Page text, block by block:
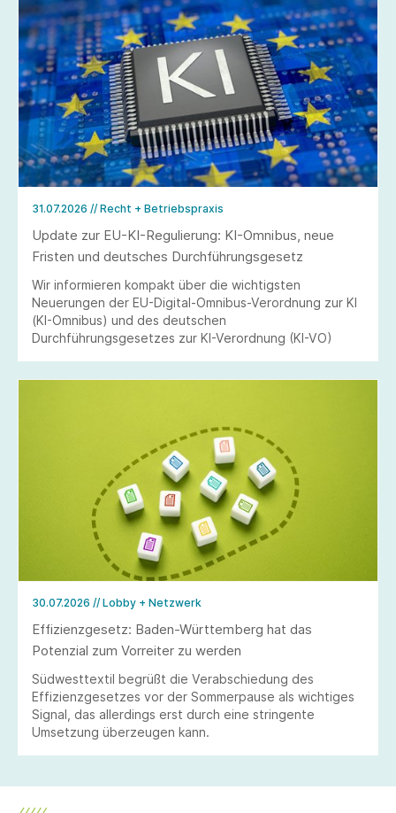
31.07.2026 // Recht + Betriebspraxis
Update zur EU-KI-Regulierung: KI-Omnibus, neue
Fristen und deutsches Durchführungsgesetz
Wir informieren kompakt über die wichtigsten
Neuerungen der EU-Digital-Omnibus-Verordnung zur KI
(KI-Omnibus) und des deutschen
Durchführungsgesetzes zur KI-Verordnung (KI-VO)
30.07.2026 // Lobby + Netzwerk
Effizienzgesetz: Baden-Württemberg hat das
Potenzial zum Vorreiter zu werden
Südwesttextil begrüßt die Verabschiedung des
Effizienzgesetzes vor der Sommerpause als wichtiges
Signal, das allerdings erst durch eine stringente
Umsetzung überzeugen kann.